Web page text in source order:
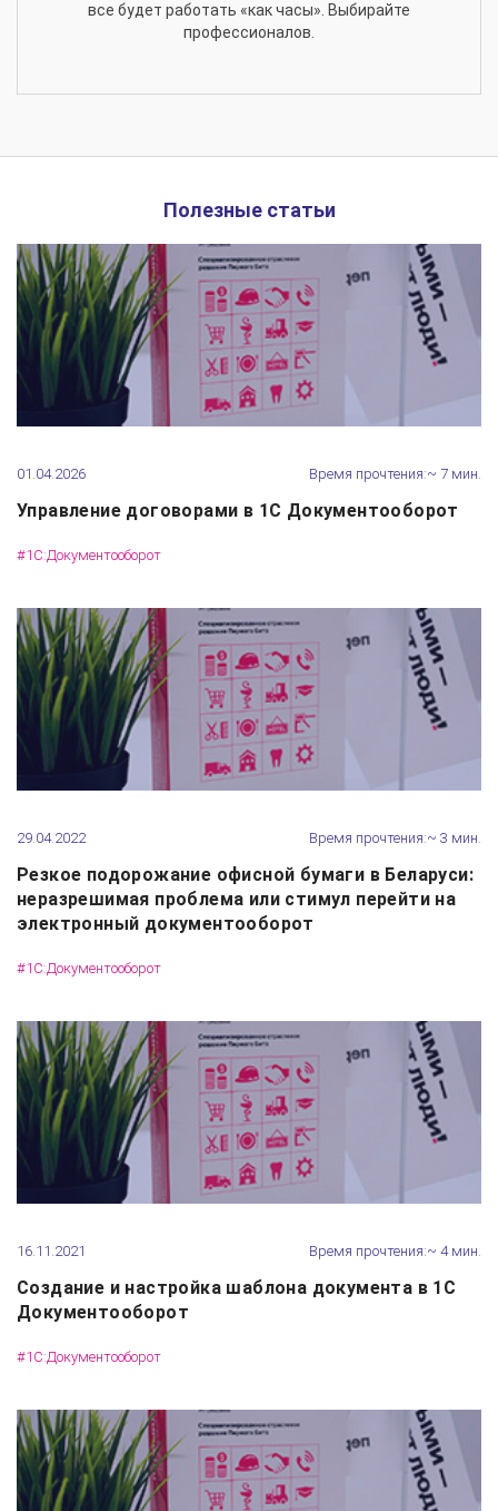
все будет работать «как часы». Выбирайте
профессионалов.
Полезные статьи
01.04.2026 Время прочтения:~ 7 мин.
Управление договорами в 1С Документооборот
#1С:Документооборот
29.04.2022 Время прочтения:~ 3 мин.
Резкое подорожание офисной бумаги в Беларуси:
неразрешимая проблема или стимул перейти на
электронный документооборот
#1С:Документооборот
16.11.2021 Время прочтения:~ 4 мин.
Создание и настройка шаблона документа в 1С
Документооборот
#1С:Документооборот